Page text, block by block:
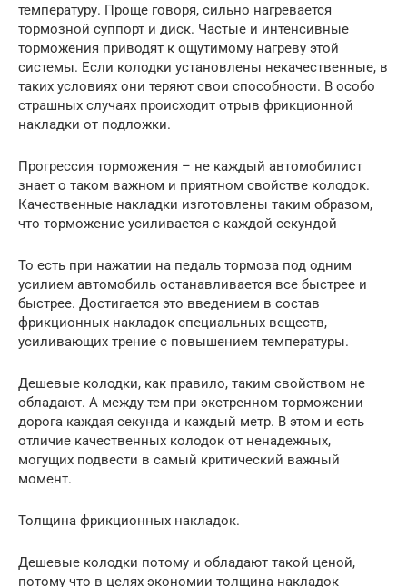
температуру. Проще говоря, сильно нагревается
тормозной суппорт и диск. Частые и интенсивные
торможения приводят к ощутимому нагреву этой
системы. Если колодки установлены некачественные, в
таких условиях они теряют свои способности. В особо
страшных случаях происходит отрыв фрикционной
накладки от подложки.
Прогрессия торможения – не каждый автомобилист
знает о таком важном и приятном свойстве колодок.
Качественные накладки изготовлены таким образом,
что торможение усиливается с каждой секундой
То есть при нажатии на педаль тормоза под одним
усилием автомобиль останавливается все быстрее и
быстрее. Достигается это введением в состав
фрикционных накладок специальных веществ,
усиливающих трение с повышением температуры.
Дешевые колодки, как правило, таким свойством не
обладают. А между тем при экстренном торможении
дорога каждая секунда и каждый метр. В этом и есть
отличие качественных колодок от ненадежных,
могущих подвести в самый критический важный
момент.
Толщина фрикционных накладок.
Дешевые колодки потому и обладают такой ценой,
потому что в целях экономии толщина накладок